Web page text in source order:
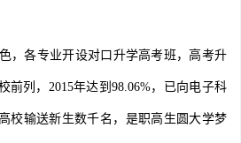
各专业开设对口升学高考班，高考升
前列，2015年达到98.06%，已向电子科
校输送新生数千名，是职高生圆大学梦